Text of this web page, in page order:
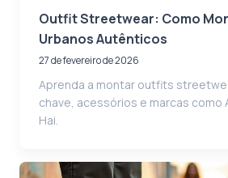
Outfit Streetwear: Como
Urbanos Autênticos
27 de fevereiro de 2026
Aprenda a montar outfits
chave, acessórios e marcas como
Hai.